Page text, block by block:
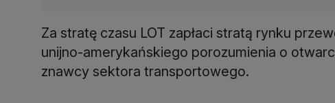
Za stratę czasu LOT zapłaci stratą rynku
unijno-amerykańskiego porozumienia o
znawcy sektora transportowego.